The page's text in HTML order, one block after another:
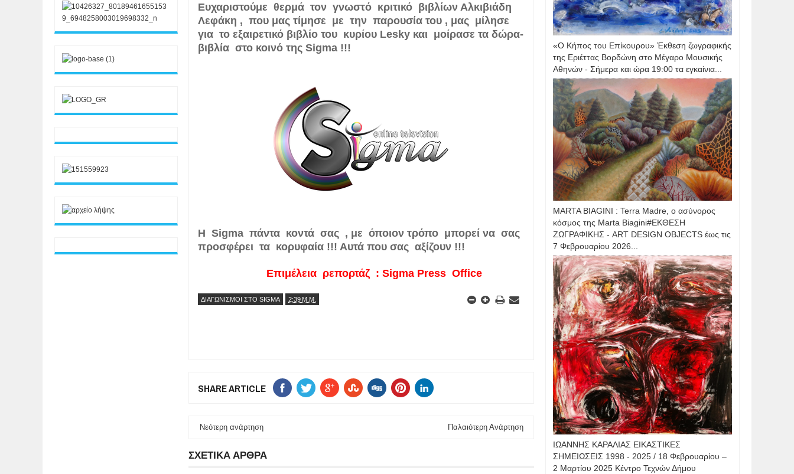
Ευχαριστούμε θερμά τον γνωστό κριτικό βιβλίων Αλκιβιάδη
Λεφάκη , που μας τίμησε με την παρουσία του , μας μίλησε
για το εξαιρετικό βιβλίο του κυρίου Lesky και μοίρασε τα δώρα-
βιβλία στο κοινό της Sigma !!!
Η Sigma πάντα κοντά σας , με όποιον τρόπο μπορεί να σας
προσφέρει τα κορυφαία !!! Αυτά που σας αξίζουν !!!
Eπιμέλεια ρεπορτάζ : Sigma Press Office
ΔΙΑΓΩΝΙΣΜΟΙ ΣΤΟ SIGMA 2:39 Μ.Μ.
SHARE ARTICLE
Νεότερη ανάρτηση Παλαιότερη Ανάρτηση
ΣΧΕΤΙΚΑ ΑΡΘΡΑ
«Ο Κήπος του Επίκουρου» Έκθεση ζωγραφικής
της Εριέττας Βορδώνη στο Μέγαρο Μουσικής
Αθηνών - Σήμερα και ώρα 19:00 τα εγκαίνια...
MARTA BIAGINI : Terra Madre, ο ασύνορος
κόσμος της Marta Biagini#ΕΚΘΕΣΗ
ΖΩΓΡΑΦΙΚΗΣ - ART DESIGN OBJECTS έως τις
7 Φεβρουαρίου 2026...
IΩΑΝΝΗΣ KAΡΑΛΙΑΣ ΕΙΚΑΣΤΙΚΕΣ
ΣΗΜΕΙΩΣΕΙΣ 1998 - 2025 / 18 Φεβρουαρίου –
2 Μαρτίου 2025 Κέντρο Τεχνών Δήμου